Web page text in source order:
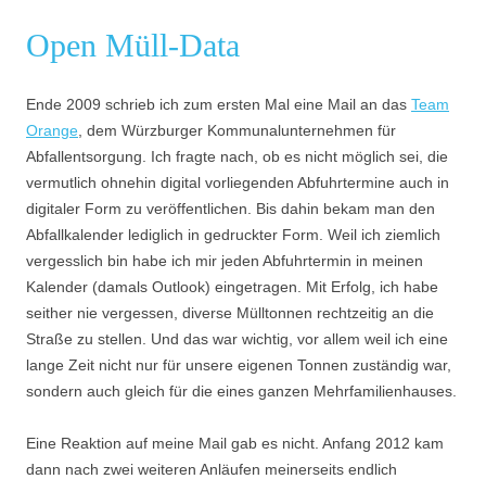
Open Müll-Data
Ende 2009 schrieb ich zum ersten Mal eine Mail an das Team
Orange , dem Würzburger Kommunalunternehmen für
Abfallentsorgung. Ich fragte nach, ob es nicht möglich sei, die
vermutlich ohnehin digital vorliegenden Abfuhrtermine auch in
digitaler Form zu veröffentlichen. Bis dahin bekam man den
Abfallkalender lediglich in gedruckter Form. Weil ich ziemlich
vergesslich bin habe ich mir jeden Abfuhrtermin in meinen
Kalender (damals Outlook) eingetragen. Mit Erfolg, ich habe
seither nie vergessen, diverse Mülltonnen rechtzeitig an die
Straße zu stellen. Und das war wichtig, vor allem weil ich eine
lange Zeit nicht nur für unsere eigenen Tonnen zuständig war,
sondern auch gleich für die eines ganzen Mehrfamilienhauses.
Eine Reaktion auf meine Mail gab es nicht. Anfang 2012 kam
dann nach zwei weiteren Anläufen meinerseits endlich